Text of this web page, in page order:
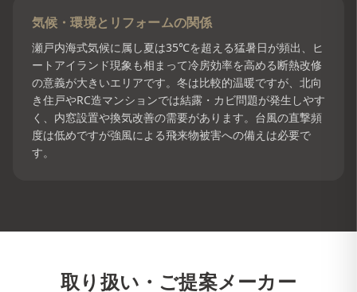
気候・環境とリフォームの関係
瀬戸内海式気候に属し夏は35℃を超える猛暑日が頻出、ヒ
ートアイランド現象も相まって冷房効率を高める断熱改修
の意義が大きいエリアです。冬は比較的温暖ですが、北向
き住戸やRC造マンションでは結露・カビ問題が発生しやす
く、内窓設置や換気改善の需要があります。台風の直撃頻
度は低めですが強風による飛来物被害への備えは必要で
す。
取り扱い・ご提案メーカー